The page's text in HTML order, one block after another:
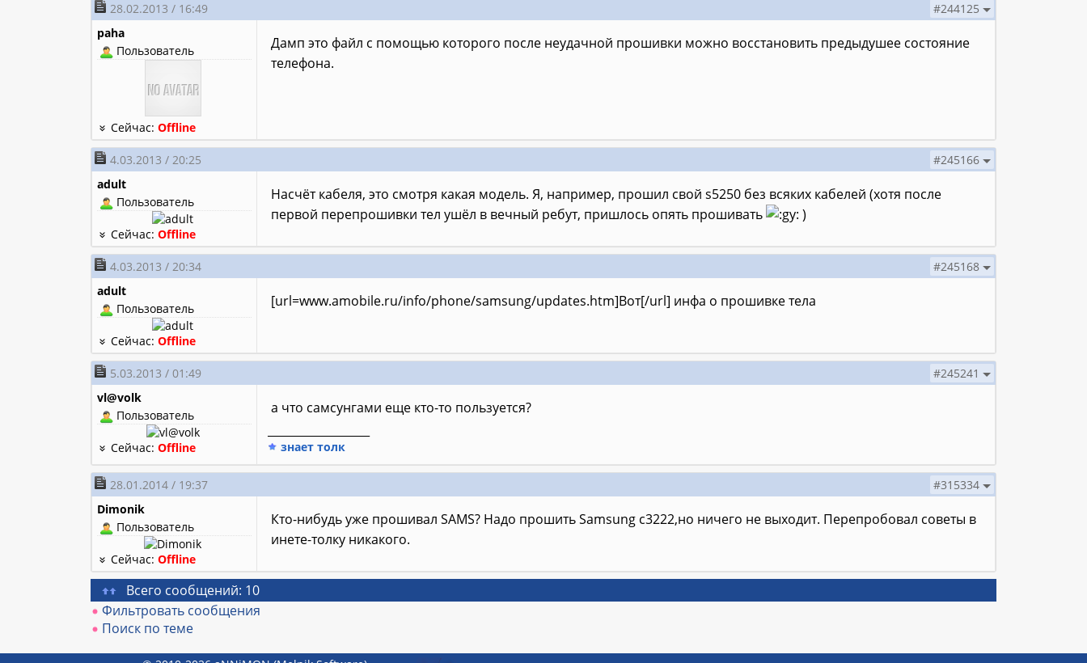
28.02.2013 / 16:49
#244125
paha
Пользователь
Сейчас:Offline
Дамп это файл с помощью которого после неудачной прошивки можно восстановить предыдушее состояние
телефона.
4.03.2013 / 20:25
#245166
adult
Пользователь
Сейчас:Offline
Насчёт кабеля, это смотря какая модель. Я, например, прошил свой s5250 без всяких кабелей (хотя после
первой перепрошивки тел ушёл в вечный ребут, пришлось опять прошивать
)
4.03.2013 / 20:34
#245168
adult
Пользователь
Сейчас:Offline
[url=www.amobile.ru/info/phone/samsung/updates.htm]Вот[/url] инфа о прошивке тела
5.03.2013 / 01:49
#245241
vl@volk
Пользователь
Сейчас:Offline
а что самсунгами еще кто-то пользуется?
знает толк
28.01.2014 / 19:37
#315334
Dimonik
Пользователь
Сейчас:Offline
Кто-нибудь уже прошивал SAMS? Надо прошить Samsung c3222,но ничего не выходит. Перепробовал советы в
инете-толку никакого.
Всего сообщений: 10
Фильтровать сообщения
Поиск по теме